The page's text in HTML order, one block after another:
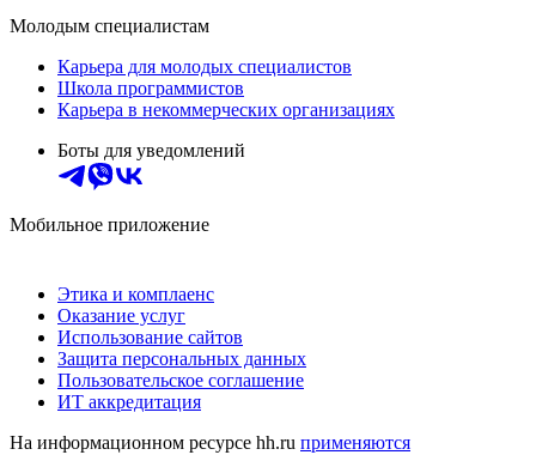
Молодым специалистам
Карьера для молодых специалистов
Школа программистов
Карьера в некоммерческих организациях
Боты для уведомлений
Мобильное приложение
Этика и комплаенс
Оказание услуг
Использование сайтов
Защита персональных данных
Пользовательское соглашение
ИТ аккредитация
На информационном ресурсе hh.ru применяются